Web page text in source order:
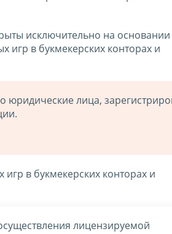
исключительно на
игр в букмекерских конторах и
юридические лица,
в букмекерских конторах и
лицензируемой